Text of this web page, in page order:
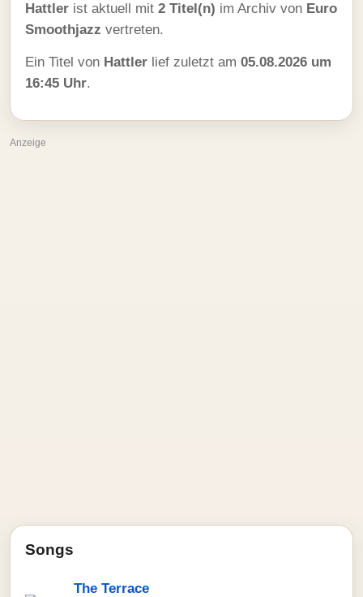
Hattler ist aktuell mit 2 Titel(n) im Archiv von Euro
Smoothjazz vertreten.
Ein Titel von Hattler lief zuletzt am 05.08.2026 um
16:45 Uhr.
Anzeige
Songs
The Terrace